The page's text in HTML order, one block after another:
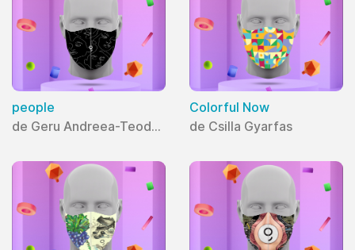
people
de Geru Andreea-Teodora
Colorful Now
de Csilla Gyarfas